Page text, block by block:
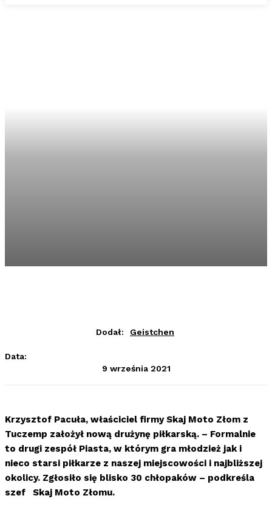
Dodał: Geistchen
Data:
9 września 2021
Krzysztof Pacuła, właściciel firmy Skaj Moto Złom z
Tuczemp założył nową drużynę piłkarską. – Formalnie
to drugi zespół Piasta, w którym gra młodzież jak i
nieco starsi piłkarze z naszej miejscowości i najbliższej
okolicy. Zgłosiło się blisko 30 chłopaków – podkreśla
szef Skaj Moto Złomu.